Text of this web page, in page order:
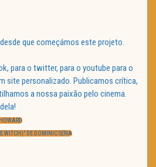
que começámos este projeto.
para o twitter, para o youtube para o
site personalizado. Publicamos crítica,
a nossa paixão pelo cinema.
WITCH)” DE DOMINIC SENA